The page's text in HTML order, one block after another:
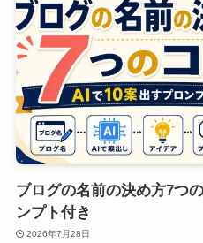
ブログの名前の決め方7つ
ンプト付き
2026年7月28日